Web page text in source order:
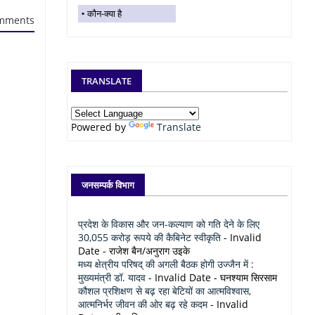
कौन-क्या है
TRANSLATE
Powered by Translate
जनसम्पर्क विभाग
प्रदेश के विकास और जन-कल्याण को गति देने के लिए
30,055 करोड़ रूपये की कैबिनेट स्वीकृति - Invalid
Date - राजेश बैन/अनुराग उइके
मध्य क्षेत्रीय परिषद् की अगली बैठक होगी उज्जैन में :
मुख्यमंत्री डॉ. यादव - Invalid Date - घनश्याम सिरसाम
कौशल प्रशिक्षण से बढ़ रहा बेटियों का आत्मविश्वास,
आत्मनिर्भर जीवन की ओर बढ़ रहे कदम- Invalid